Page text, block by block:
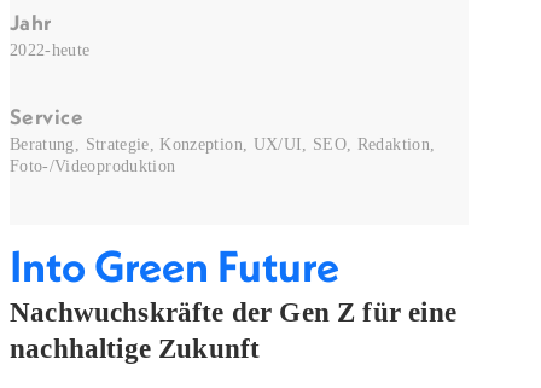
Jahr
2022-heute
Service
Beratung, Strategie, Konzeption, UX/UI, SEO, Redaktion,
Foto-/Videoproduktion
Into Green Future
Nachwuchskräfte der Gen Z für eine
nachhaltige Zukunft